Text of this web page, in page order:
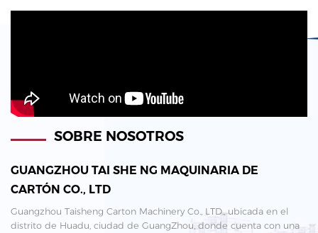
SOBRE NOSOTROS
GUANGZHOU TAI SHE NG MAQUINARIA DE
CARTÓN CO., LTD
Guangzhou Taisheng Carton Machinery Co., LTD., ubicada en el
distrito de Huadu, ciudad de GuangZhou, donde cuenta con una